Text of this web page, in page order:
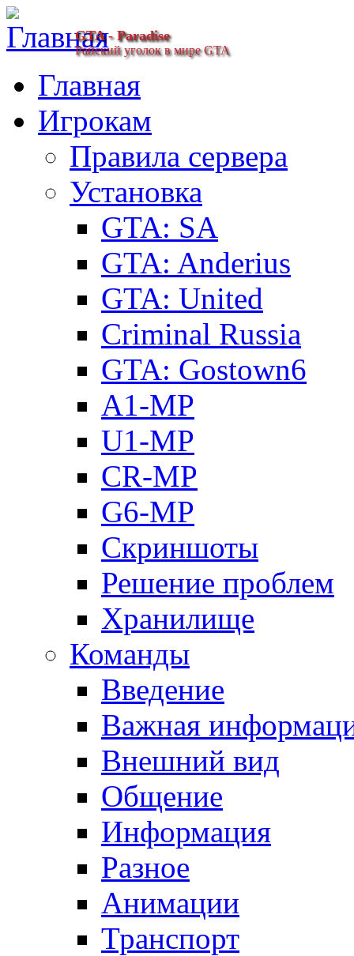
GTA - Paradise
Райский уголок в мире GTA
Главная
Игрокам
Правила сервера
Установка
GTA: SA
GTA: Anderius
GTA: United
Criminal Russia
GTA: Gostown6
A1-MP
U1-MP
CR-MP
G6-MP
Скриншоты
Решение проблем
Хранилище
Команды
Введение
Важная
Внешний вид
Общение
Информация
Разное
Анимации
Транспорт